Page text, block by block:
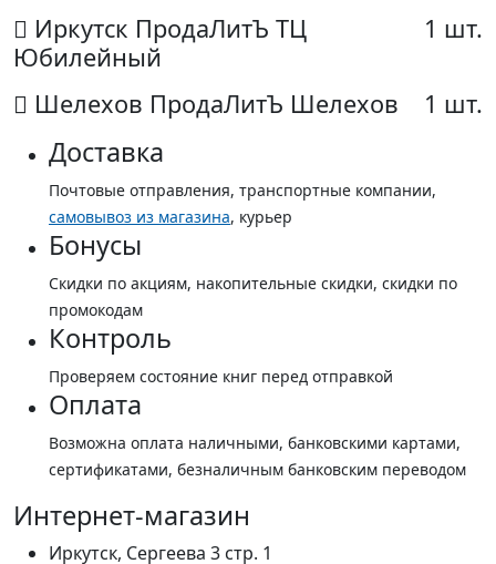
Иркутск ПродаЛитЪ ТЦ
Юбилейный
1 шт.
Шелехов ПродаЛитЪ Шелехов 1 шт.
Доставка
Почтовые отправления, транспортные компании,
самовывоз из магазина, курьер
Бонусы
Скидки по акциям, накопительные скидки, скидки по
промокодам
Контроль
Проверяем состояние книг перед отправкой
Оплата
Возможна оплата наличными, банковскими картами,
сертификатами, безналичным банковским переводом
Интернет-магазин
Иркутск, Сергеева 3 стр. 1